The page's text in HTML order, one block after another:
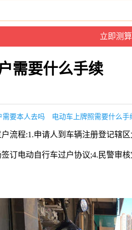
需要什么手续
需要本人去吗 电动车上牌照需要什么手
户流程:1.申请人到车辆注册登记辖
订电动自行车过户协议;4.民警审